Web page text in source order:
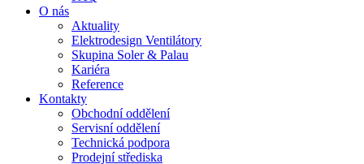
O nás
Aktuality
Elektrodesign Ventilátory
Skupina Soler & Palau
Kariéra
Reference
Kontakty
Obchodní oddělení
Servisní oddělení
Technická podpora
Prodejní střediska